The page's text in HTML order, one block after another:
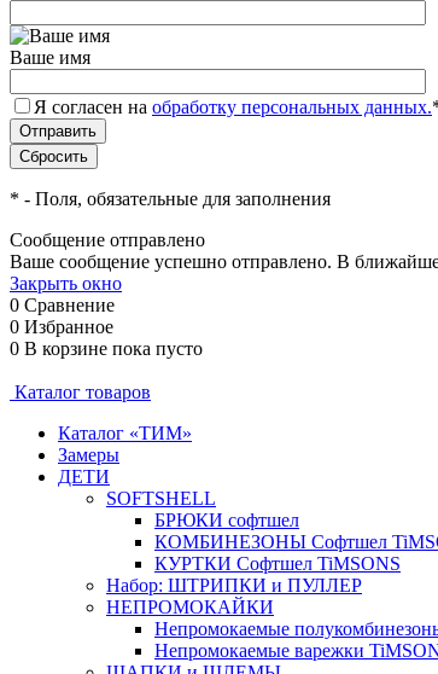
Ваше имя
Я согласен на обработку персональных данных.
* - Поля, обязательные для заполнения
Сообщение отправлено
Ваше сообщение успешно отправлено. В
Закрыть окно
0 Сравнение
0 Избранное
0 В корзине пока пусто
Каталог товаров
Каталог «ТИМ»
Замеры
ДЕТИ
SOFTSHELL
БРЮКИ софтшел
КОМБИНЕЗОНЫ Софтшел
КУРТКИ Софтшел TiMSONS
Набор: ШТРИПКИ и ПУЛЛЕР
НЕПРОМОКАЙКИ
Непромокаемые
Непромокаемые варежки